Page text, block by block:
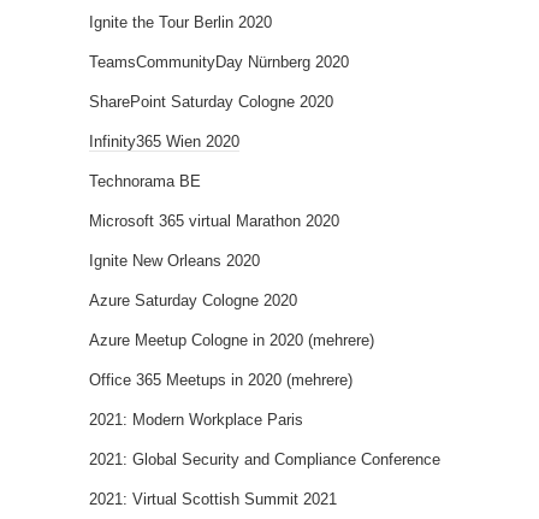
Ignite the Tour Berlin 2020
TeamsCommunityDay Nürnberg 2020
SharePoint Saturday Cologne 2020
Infinity365 Wien 2020
Technorama BE
Microsoft 365 virtual Marathon 2020
Ignite New Orleans 2020
Azure Saturday Cologne 2020
Azure Meetup Cologne in 2020 (mehrere)
Office 365 Meetups in 2020 (mehrere)
2021: Modern Workplace Paris
2021: Global Security and Compliance Conference
2021: Virtual Scottish Summit 2021